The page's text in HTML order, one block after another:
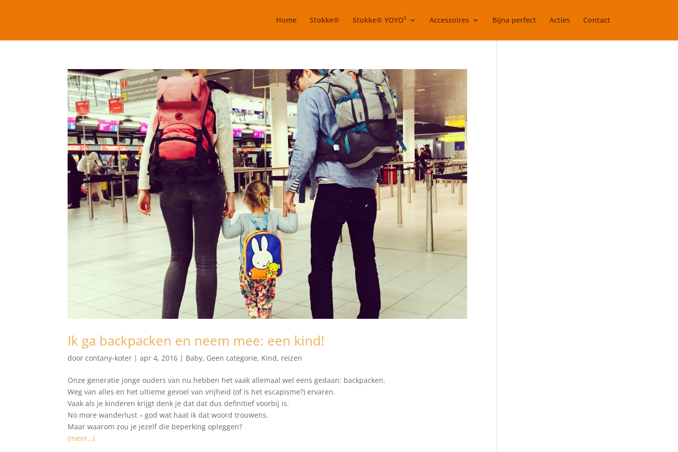
Home Stokke® Stokke® YOYO³ Accessoires Bijna perfect Acties Contact
Ik ga backpacken en neem mee: een kind!
doorcontany-koter |apr 4, 2016 | Baby, Geen categorie, Kind, reizen
Onze generatie jonge ouders van nu hebben het vaak allemaal wel eens gedaan: backpacken.
Weg van alles en het ultieme gevoel van vrijheid (of is het escapisme?) ervaren.
Vaak als je kinderen krijgt denk je dat dat dus definitief voorbij is.
No more wanderlust – god wat haat ik dat woord trouwens.
Maar waarom zou je jezelf die beperking opleggen?
(meer…)